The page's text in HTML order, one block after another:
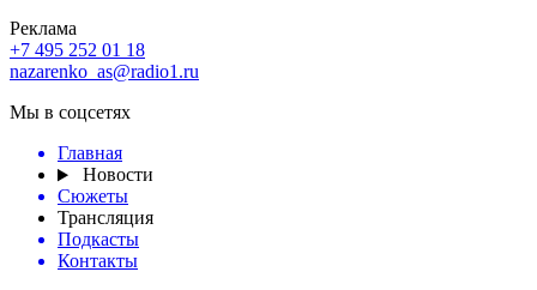
Реклама
+7 495 252 01 18
nazarenko_as@radio1.ru
Мы в соцсетях
Главная
Новости
Сюжеты
Трансляция
Подкасты
Контакты